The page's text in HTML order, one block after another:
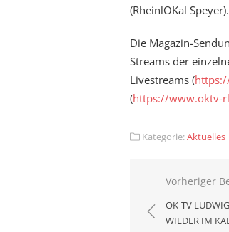
(RheinlOKal
Die Magazin-
Streams der
Livestreams (
(https://www.oktv-
Kategorie:Aktuelles
Vorheriger
OK-TV
WIEDER IM